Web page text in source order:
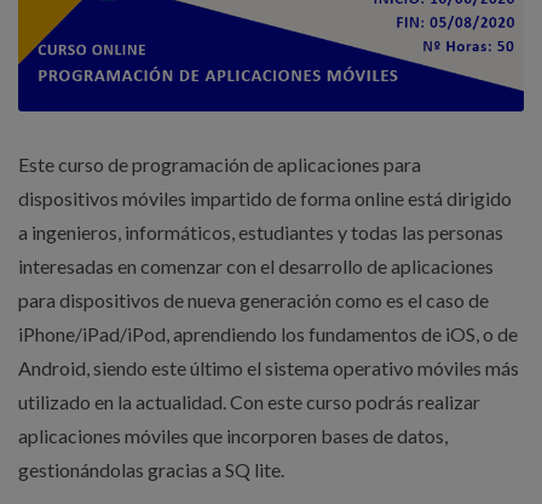
Este curso de programación de aplicaciones para
dispositivos móviles impartido de forma online está dirigido
a ingenieros, informáticos, estudiantes y todas las personas
interesadas en comenzar con el desarrollo de aplicaciones
para dispositivos de nueva generación como es el caso de
iPhone/iPad/iPod, aprendiendo los fundamentos de iOS, o de
Android, siendo este último el sistema operativo móviles más
utilizado en la actualidad. Con este curso podrás realizar
aplicaciones móviles que incorporen bases de datos,
gestionándolas gracias a SQ lite.